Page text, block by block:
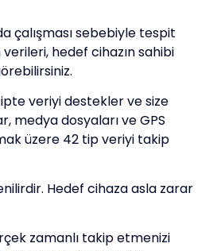
çalışması sebebiyle tespit
hedef cihazın sahibi
veriyi destekler ve size
medya dosyaları ve GPS
üzere 42 tip veriyi takip
Hedef cihaza asla zarar
zamanlı takip etmenizi